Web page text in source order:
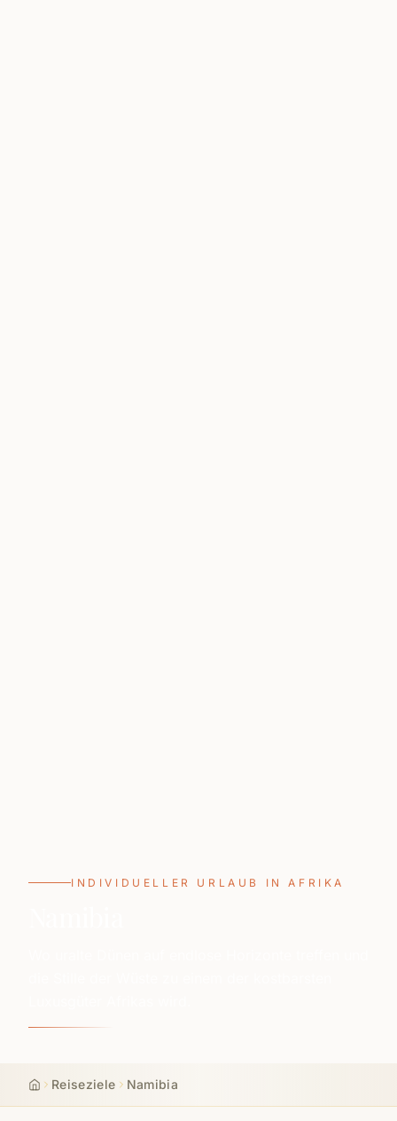
INDIVIDUELLER URLAUB IN AFRIKA
StartReiseziele Namibia